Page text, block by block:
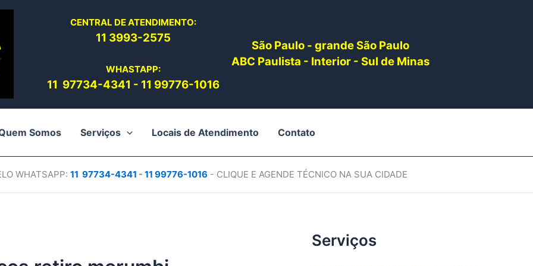
CENTRAL DE ATENDIMENTO:
11 3993-2575
WHASTAPP:
11 97734-4341 - 11 99776-1016
São Paulo - grande São Paulo
ABC Paulista - Interior - Sul de Minas
Somos Serviços Locais de Atendimento Contato
WHATSAPP: 11 97734-4341 - 11 99776-1016 - CLIQUE E AGENDE TÉCNICO NA SUA CIDADE
Serviços